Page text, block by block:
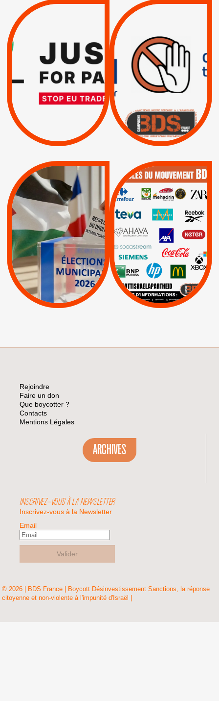
VIOLATIONS DES
SUSPENSION
TOTALE DE
L’ACCORD
D’ASSOCIATION UE-
ISRAËL
| Actus Pétitions
RESPECT DU DROIT
INTERNATIONAL ?
TRUMP, MACRON :
MÊME COMBAT
| Actus |
| Boycott militaire |
Lettres d'interpellation
MUNICIPALES 2026 :
JE VOTE POUR LE
RESPECT DU DROIT
INTERNATIONAL EN
PALESTINE
APPELS | Actus
Espaces Sans
Apartheid
| Lettres d'interpellation
Pétitions
QUE BOYCOTTER ?
BOYCOTT /
AXA BNP | CAF |
Carrefour | HP |
Keter |
Livres et brochures |
Mehadrin | PUMA
Sodastream |
Visuels, tracts,
affiches,...
Rejoindre
Faire un don
Que boycotter ?
Contacts
Mentions Légales
ARCHIVES
INSCRIVEZ-VOUS À LA NEWSLETTER
Inscrivez-vous à la Newsletter
Email
Valider
© 2026 | BDS France | Boycott Désinvestissement Sanctions, la réponse
citoyenne et non-violente à l'impunité d'Israël |